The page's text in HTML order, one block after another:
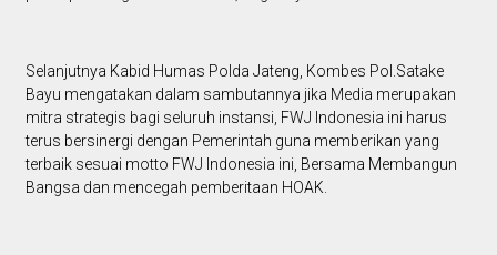
Selanjutnya Kabid Humas Polda Jateng, Kombes Pol.Satake
Bayu mengatakan dalam sambutannya jika Media merupakan
mitra strategis bagi seluruh instansi, FWJ Indonesia ini harus
terus bersinergi dengan Pemerintah guna memberikan yang
terbaik sesuai motto FWJ Indonesia ini, Bersama Membangun
Bangsa dan mencegah pemberitaan HOAK.